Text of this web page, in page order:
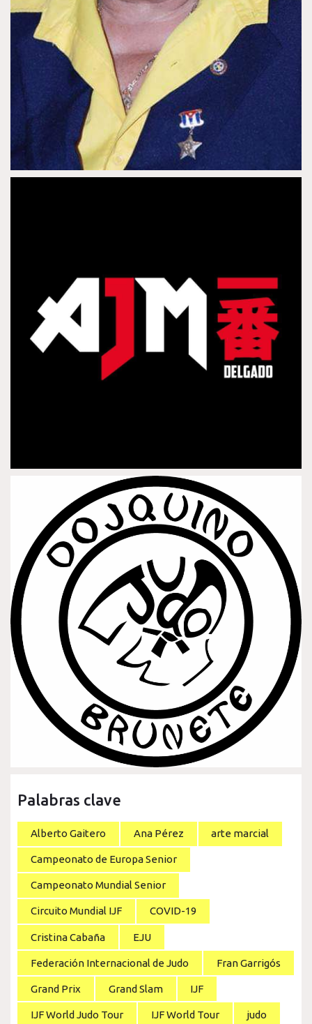
Palabras clave
Alberto Gaitero Ana Pérez arte marcial
Campeonato de Europa Senior
Campeonato Mundial Senior
Circuito Mundial IJF COVID-19
Cristina Cabaña EJU
Federación Internacional de Judo Fran Garrigós
Grand Prix Grand Slam IJF
IJF World Judo Tour IJF World Tour judo